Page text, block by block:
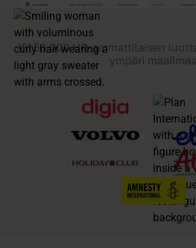
Yli 50 000 HR-ammattilaisen
ympäri maailmaa